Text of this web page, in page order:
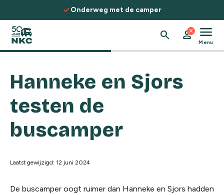
Spring naar de inhoud
checkOnderweg met de camper
search person
close menu
Menu
Hanneke en Sjors
testen de
buscamper
Laatst gewijzigd: 12 juni 2024
De buscamper oogt ruimer dan Hanneke en Sjors hadden